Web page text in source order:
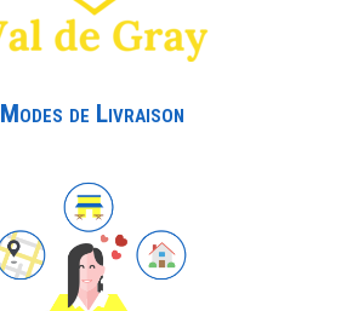
Modes de Livraison